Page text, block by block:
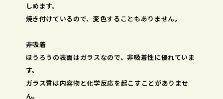
しめます。
焼き付けているので、変色することもありません。
非吸着
ほうろうの表面はガラスなので、非吸着性に優れていま
す。
ガラス質は内容物と化学反応を起こすことがありませ
ん。